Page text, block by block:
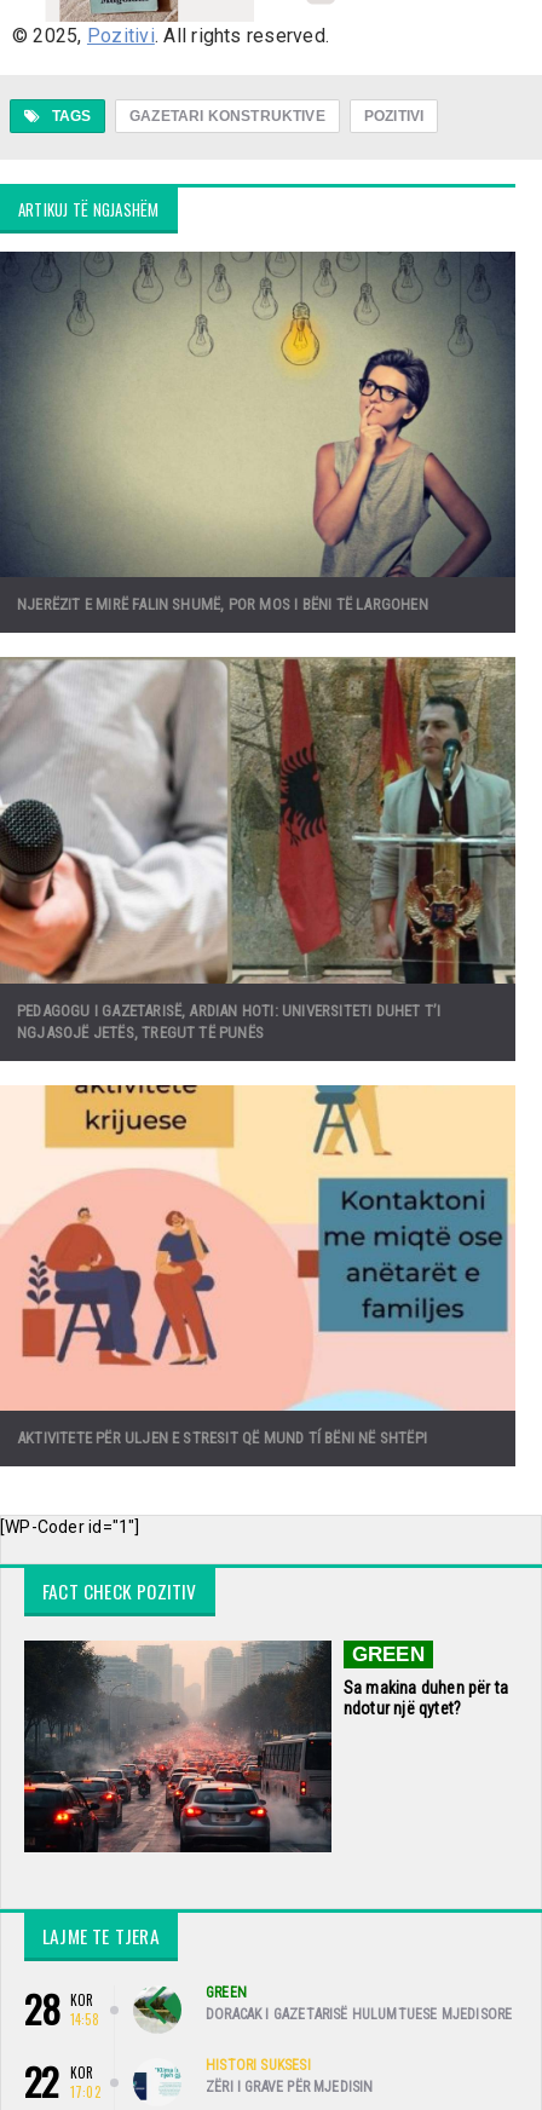
© 2025, Pozitivi. All rights reserved.
TAGS GAZETARI KONSTRUKTIVE POZITIVI
ARTIKUJ TË NGJASHËM
NJERËZIT E MIRË FALIN SHUMË, POR MOS I BËNI TË LARGOHEN
PEDAGOGU I GAZETARISË, ARDIAN HOTI: UNIVERSITETI DUHET T’I
NGJASOJË JETËS, TREGUT TË PUNËS
AKTIVITETE PËR ULJEN E STRESIT QË MUND TÍ BËNI NË SHTËPI
[WP-Coder id="1"]
FACT CHECK POZITIV
GREEN
Sa makina duhen për ta
ndotur një qytet?
LAJME TE TJERA
28 KOR
14:58
GREEN
DORACAK I GAZETARISË HULUMTUESE MJEDISORE
22
KOR
17:02
HISTORI SUKSESI
ZËRI I GRAVE PËR MJEDISIN